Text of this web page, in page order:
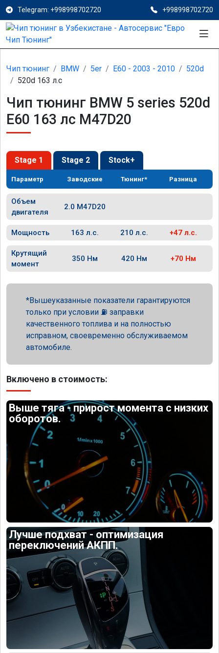
Telegram: +998998702720 +998998702720
Чип тюнинг BMW 5er E60 - 2003 - 2010
520d
520d 163 л.с
Чип тюнинг BMW 5 series 520d
E60 163 лс M47D20
Stage 1 Stage 2 Stock+
Параметр Заводские Тюнинг* Разница
Объем
двигателя
2.0 M47D20
Мощность 163 л.с. 210 л.с. +47 л.с.
Крутящий
момент
350 Нм 420 Нм +70 Нм
Вышеуказанные показатели гарантируются
только при условии ⛽ заправки
качественного топлива и на полностью
исправном, своевременно обслуживаемом
автомобиле.
Включено в стоимость:
Выше тяга - прирост момента с низких
оборотов.
Лучше подхват - оптимизация
переключений АКПП.